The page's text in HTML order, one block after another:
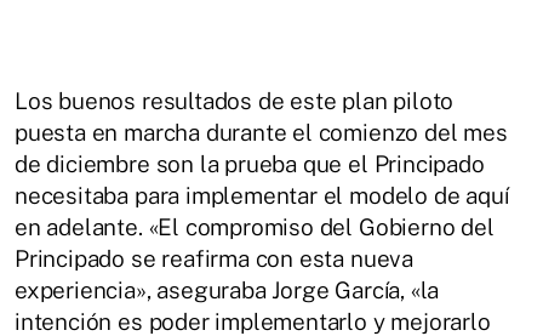
Los buenos resultados de este plan piloto
puesta en marcha durante el comienzo del mes
de diciembre son la prueba que el Principado
necesitaba para implementar el modelo de aquí
en adelante. «El compromiso del Gobierno del
Principado se reafirma con esta nueva
experiencia», aseguraba Jorge García, «la
intención es poder implementarlo y mejorarlo